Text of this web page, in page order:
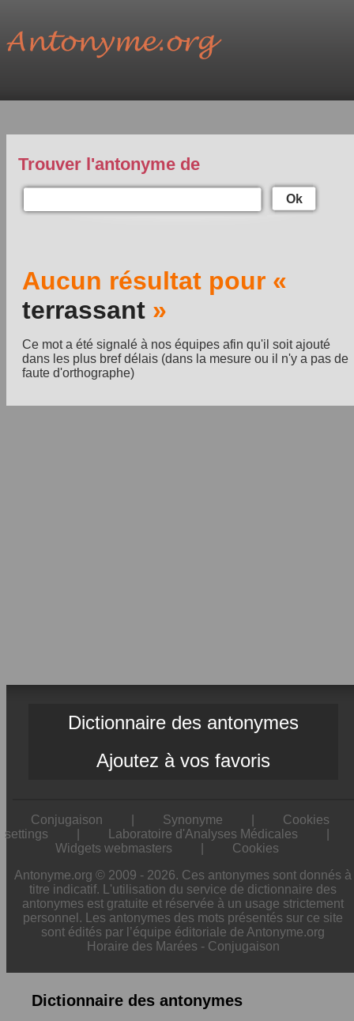
Trouver l'antonyme de
Ok
Aucun résultat pour «
terrassant »
Ce mot a été signalé à nos équipes afin qu'il soit ajouté
dans les plus bref délais (dans la mesure ou il n'y a pas de
faute d'orthographe)
Dictionnaire des antonymes
Ajoutez à vos favoris
Conjugaison Synonyme
Cookies
settings
Laboratoire d'Analyses Médicales
Widgets webmasters
Cookies
Antonyme.org © 2009 - 2026. Ces antonymes sont donnés à
titre indicatif. L'utilisation du service de dictionnaire des
antonymes est gratuite et réservée à un usage strictement
personnel. Les antonymes des mots présentés sur ce site
sont édités par l’équipe éditoriale de Antonyme.org
Horaire des Marées - Conjugaison
Dictionnaire des antonymes